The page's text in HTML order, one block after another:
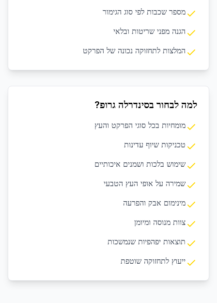
מספר שכבות לפי סוג הגימור
הגנה מפני שריטות ובלאי
המלצות לתחזוקה נכונה של הפרקט
למה לבחור בסינדרלה גרופ?
מומחיות בכל סוגי הפרקט והעץ
טכניקות שיוף עדינות
שימוש בלכות ושמנים איכותיים
שמירה על אופי העץ הטבעי
מינימום אבק והפרעה
צוות מנוסה ומיומן
תוצאות יפהפיות שנמשכות
ייעוץ לתחזוקה שוטפת